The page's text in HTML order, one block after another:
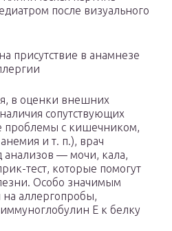
после визуального
присутствие в анамнезе
в оценки внешних
сопутствующих
проблемы с кишечником,
и т. п.), врач
анализов — мочи, кала,
тест, которые помогут
Особо значимым
на аллергопробы,
Е к белку